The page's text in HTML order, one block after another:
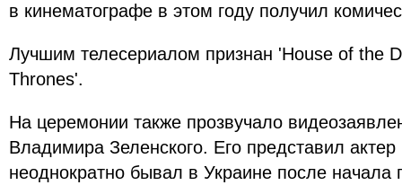
в кинематографе в этом году получил
Лучшим телесериалом признан 'House of the
Thrones'.
На церемонии также прозвучало
Владимира Зеленского. Его представил
неоднократно бывал в Украине после